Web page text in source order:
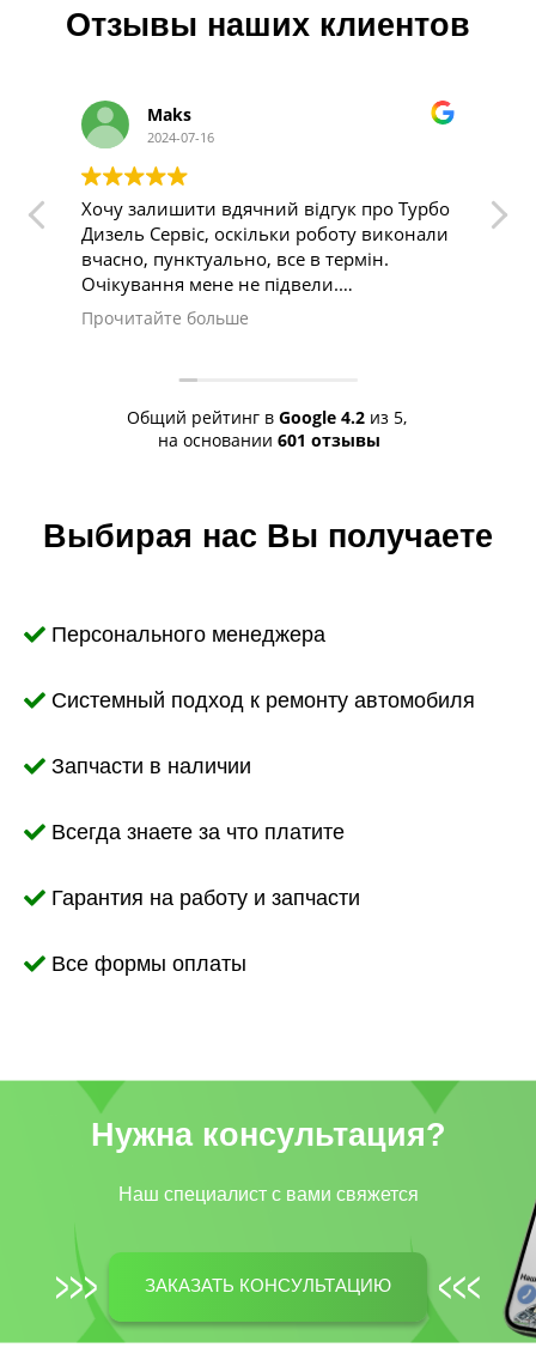
Отзывы наших клиентов
відгук про Турбо
роботу виконали
все в термін.
не підвели.
як почав йти
мого Peugeot
проблемою швидко і
Дуже класний сервіс
Общий рейтинг в Google 4.2 из 5,
на основании 601 отзывы
Выбирая нас Вы получаете
Персонального менеджера
Системный подход к ремонту автомобиля
Запчасти в наличии
Всегда знаете за что платите
Гарантия на работу и запчасти
Все формы оплаты
Нужна консультация?
Наш специалист c вами свяжется
ЗАКАЗАТЬ КОНСУЛЬТАЦИЮ